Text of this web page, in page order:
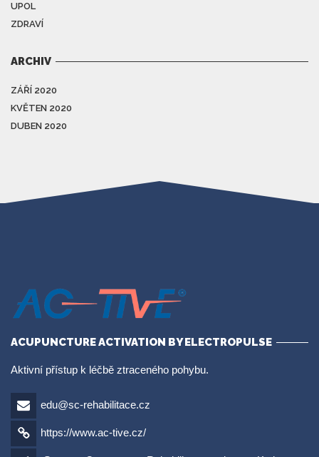
UPOL
ZDRAVÍ
ARCHIV
ZÁŘÍ 2020
KVĚTEN 2020
DUBEN 2020
ACUPUNCTURE ACTIVATION BY ELECTROPULSE
Aktivní přístup k léčbě ztraceného pohybu.
edu@sc-rehabilitace.cz
https://www.ac-tive.cz/